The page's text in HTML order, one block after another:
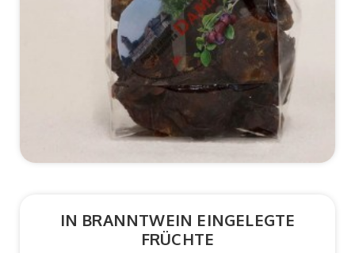
*Details
IN BRANNTWEIN EINGELEGTE
FRÜCHTE